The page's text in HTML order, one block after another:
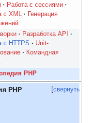
Работа с сессиями
с XML
Генерация
Разработка API
с HTTPS
Unit-
Командная
PHP
свернуть
PHP